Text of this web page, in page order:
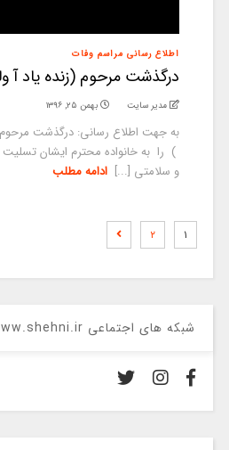
اطلاع رسانی مراسم وفات
درگذشت مرحوم (زنده یاد آ
مدیر سایت بهمن ۲۵, ۱۳۹۶
به جهت اطلاع رسانی: درگذشت مرحوم
) را به خانواده محترم ایشان
و سلامتی [...] ادامه مطلب
۱ ۲
شبکه های اجتماعی www.shehni.ir